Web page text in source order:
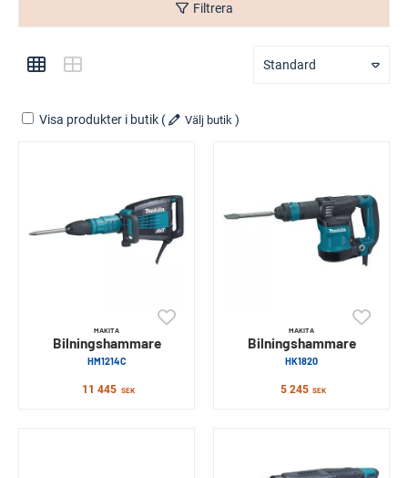
Filtrera
Standard
Visa produkter i butik ( Välj butik )
MAKITA
Bilningshammare
HM1214C
11 445 SEK
MAKITA
Bilningshammare
HK1820
5 245 SEK